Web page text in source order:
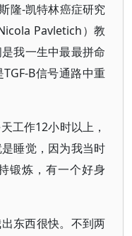
隆-凯特林癌症研究
Pavletich）教
我一生中最最拼命
B信号通路中重
工作12小时以上，
睡觉，因为我当时
锻炼，有一个好身
东西很快。不到两